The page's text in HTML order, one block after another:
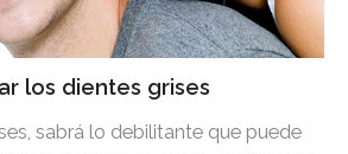
los dientes grises
sabrá lo debilitante que puede